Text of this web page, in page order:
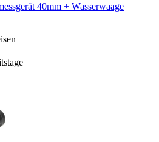
40mm + Wasserwaage